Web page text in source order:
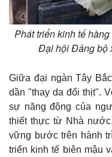
Phát triển kinh tế
Đại hội Đảng bộ
Giữa đại ngàn Tây
dần "thay da đổi thịt".
sự năng động của
thiết thực từ Nhà
vững bước trên hành
triển kinh tế biên mậu